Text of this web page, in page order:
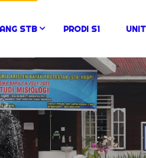
STB PRODI S1 UNIT